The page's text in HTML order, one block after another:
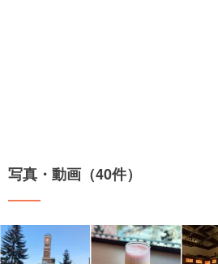
写真・動画（40件）